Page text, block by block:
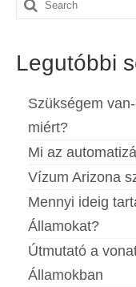
Svenska
Legutóbbi
Szükségem
miért?
Mi az
Vízum Arizona
Mennyi ideig
Államokat?
Útmutató a
Államokban